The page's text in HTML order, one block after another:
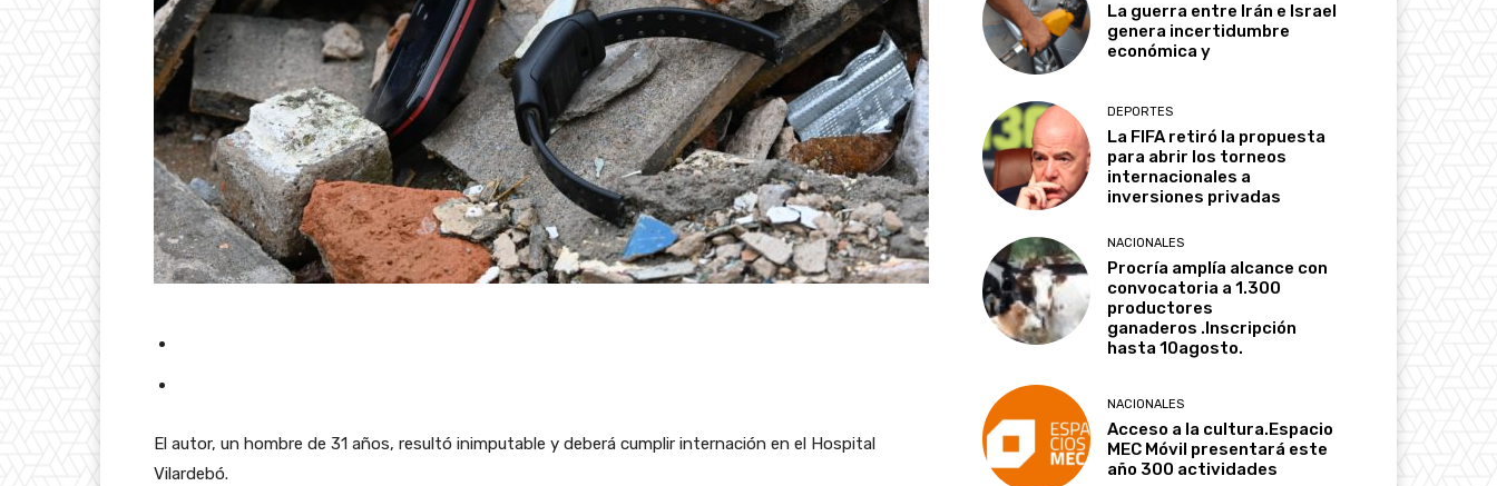
El autor, un hombre de 31 años, resultó inimputable y deberá cumplir internación en el Hospital
Vilardebó.
La guerra entre Irán e Israel
genera incertidumbre
económica y
DEPORTES
La FIFA retiró la propuesta
para abrir los torneos
internacionales a
inversiones privadas
NACIONALES
Procría amplía alcance con
convocatoria a 1.300
productores
ganaderos .Inscripción
hasta 10agosto.
NACIONALES
Acceso a la cultura.Espacio
MEC Móvil presentará este
año 300 actividades